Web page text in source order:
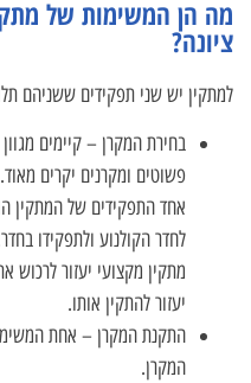
מה הן המשימות של
ציונה?
למתקין יש שני תפקידים ששניהם
בחירת המקרן – קיימים
פשוטים ומקרנים יקרים מאוד.
אחד התפקידים של המתקין
לחדר הקולנוע ולתפקידו
מתקין מקצועי יעזור לרכוש
יעזור להתקין אותו.
התקנת המקרן – אחת
המקרן.